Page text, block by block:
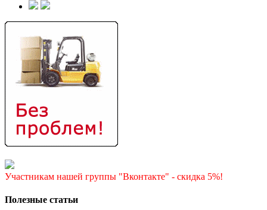
Участникам нашей группы "Вконтакте" - скидка 5%!
Полезные статьи